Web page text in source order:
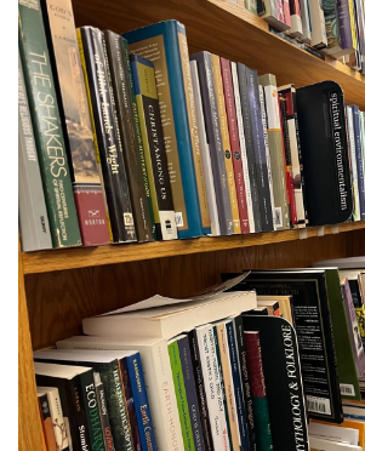
点
僧
音
高
僧
访
谈
心
乐
菩
提